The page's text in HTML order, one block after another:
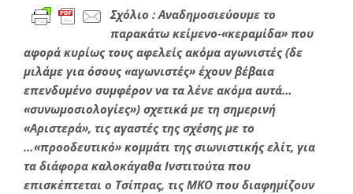
Σχόλιο : Αναδημοσιεύουμε το
παρακάτω κείμενο-«κεραμίδα» που
αφορά κυρίως τους αφελείς ακόμα αγωνιστές (δε
μιλάμε για όσους «αγωνιστές» έχουν βέβαια
επενδυμένο συμφέρον να τα λένε ακόμα αυτά…
«συνωμοσιολογίες») σχετικά με τη σημερινή
«Αριστερά», τις αγαστές της σχέσης με το
…«προοδευτικό» κομμάτι της σιωνιστικής ελίτ, για
τα διάφορα καλοκάγαθα Ινστιτούτα που
επισκέπτεται ο Τσίπρας, τις ΜΚΟ που διαφημίζουν